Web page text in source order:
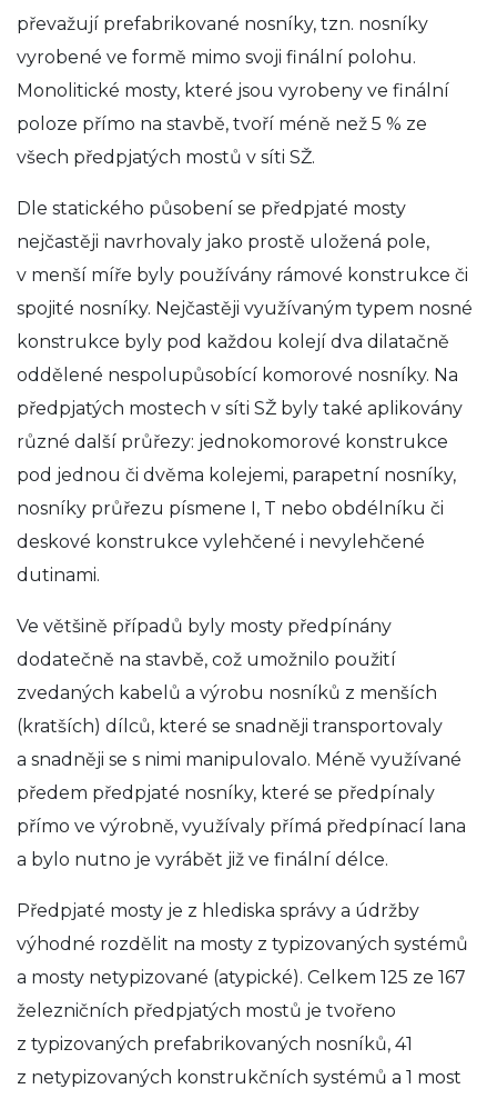
převažují prefabrikované nosníky, tzn. nosníky
vyrobené ve formě mimo svoji finální polohu.
Monolitické mosty, které jsou vyrobeny ve finální
poloze přímo na stavbě, tvoří méně než 5 % ze
všech předpjatých mostů v síti SŽ.
Dle statického působení se předpjaté mosty
nejčastěji navrhovaly jako prostě uložená pole,
v menší míře byly používány rámové konstrukce či
spojité nosníky. Nejčastěji využívaným typem nosné
konstrukce byly pod každou kolejí dva dilatačně
oddělené nespolupůsobící komorové nosníky. Na
předpjatých mostech v síti SŽ byly také aplikovány
různé další průřezy: jednokomorové konstrukce
pod jednou či dvěma kolejemi, parapetní nosníky,
nosníky průřezu písmene I, T nebo obdélníku či
deskové konstrukce vylehčené i nevylehčené
dutinami.
Ve většině případů byly mosty předpínány
dodatečně na stavbě, což umožnilo použití
zvedaných kabelů a výrobu nosníků z menších
(kratších) dílců, které se snadněji transportovaly
a snadněji se s nimi manipulovalo. Méně využívané
předem předpjaté nosníky, které se předpínaly
přímo ve výrobně, využívaly přímá předpínací lana
a bylo nutno je vyrábět již ve finální délce.
Předpjaté mosty je z hlediska správy a údržby
výhodné rozdělit na mosty z typizovaných systémů
a mosty netypizované (atypické). Celkem 125 ze 167
železničních předpjatých mostů je tvořeno
z typizovaných prefabrikovaných nosníků, 41
z netypizovaných konstrukčních systémů a 1 most